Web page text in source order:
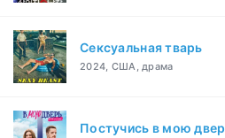
Сексуальная тварь
2024, США, драма
Постучись в мою